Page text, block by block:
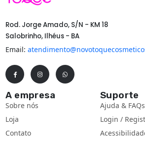
Rod. Jorge Amado, S/N - KM 18
Salobrinho, Ilhéus - BA
Email:
A empresa
Sobre nós
Loja
Contato
Suporte
Ajuda & FAQs
Login /